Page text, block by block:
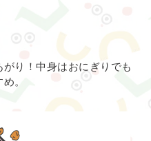
がり！中身はおにぎりでも
。